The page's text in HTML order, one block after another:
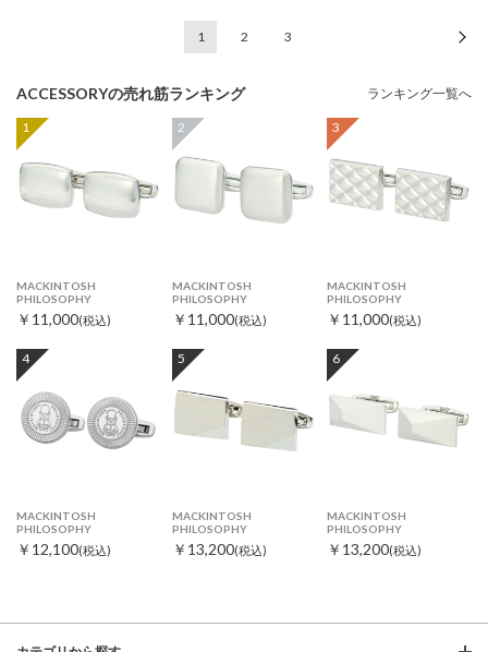
1 2 3
ACCESSORYの売れ筋ランキング ランキング一覧へ
1
MACKINTOSH
PHILOSOPHY
￥11,000(税込)
2
MACKINTOSH
PHILOSOPHY
￥11,000(税込)
3
MACKINTOSH
PHILOSOPHY
￥11,000(税込)
4
MACKINTOSH
PHILOSOPHY
￥12,100(税込)
5
MACKINTOSH
PHILOSOPHY
￥13,200(税込)
6
MACKINTOSH
PHILOSOPHY
￥13,200(税込)